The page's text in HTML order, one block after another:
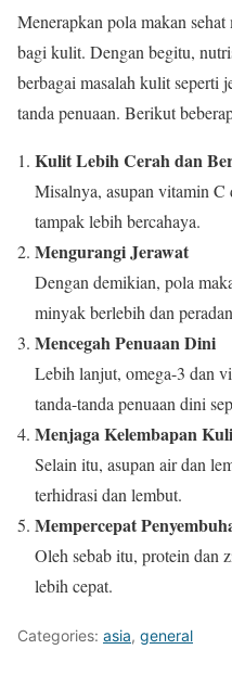
Menerapkan pola makan
bagi kulit. Dengan begitu,
berbagai masalah kulit seperti
tanda penuaan. Berikut
Kulit Lebih Cerah dan
Misalnya, asupan vitamin
tampak lebih bercahaya.
Mengurangi Jerawat
Dengan demikian, pola
minyak berlebih dan
Mencegah Penuaan Dini
Lebih lanjut, omega-3 dan
tanda-tanda penuaan dini
Menjaga Kelembapan
Selain itu, asupan air dan
terhidrasi dan lembut.
Mempercepat
Oleh sebab itu, protein dan
lebih cepat.
Categories: asia, general